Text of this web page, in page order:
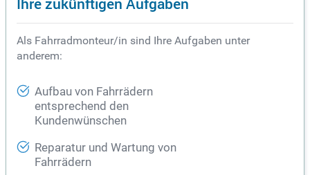
Als Fahrradmonteur/in sind Ihre Aufgaben unter
anderem:
Aufbau von Fahrrädern
entsprechend den
Kundenwünschen
Reparatur und Wartung von
Fahrrädern